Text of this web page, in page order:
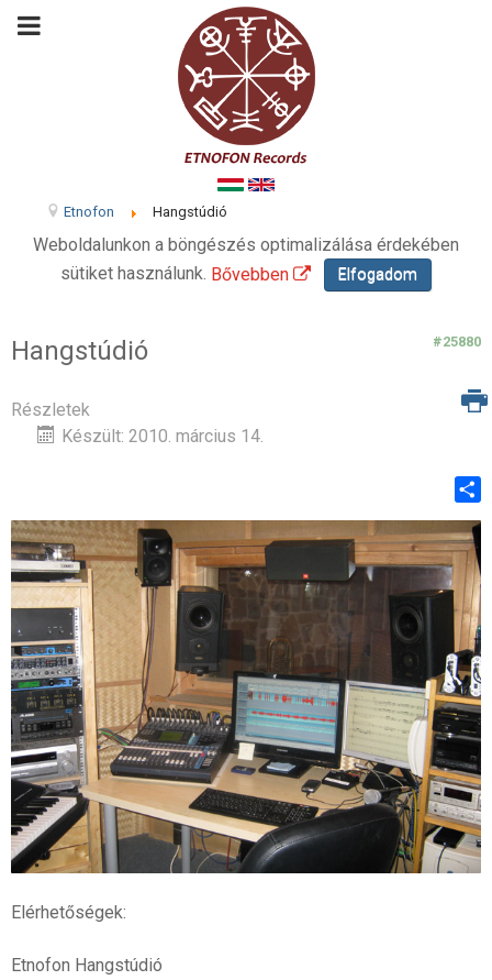
Etnofon Hangstúdió
Weboldalunkon a böngészés optimalizálása érdekében
sütiket használunk. Bővebben Elfogadom
Hangstúdió #25880
Részletek
Készült: 2010. március 14.
Elérhetőségek:
Etnofon Hangstúdió